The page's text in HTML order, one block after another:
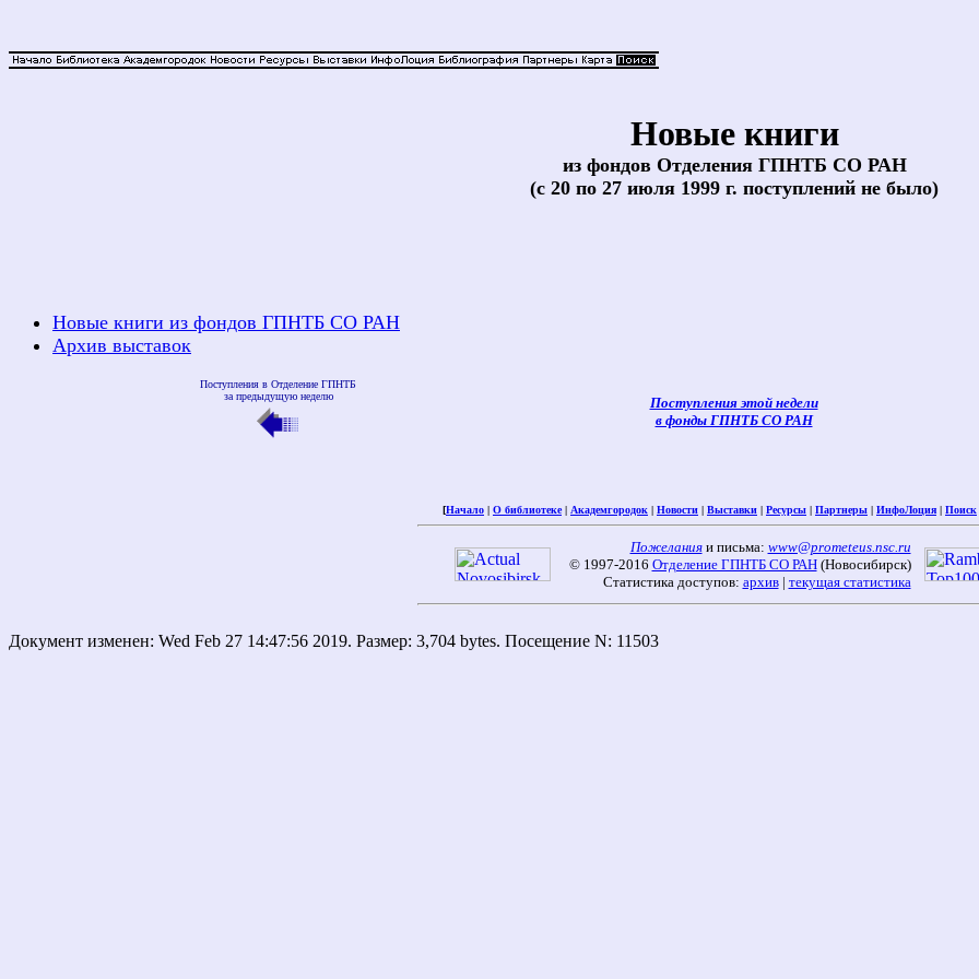
Новые книги
из фондов Отделения ГПНТБ СО РАН
(с 20 по 27 июля 1999 г. поступлений не было)
Новые книги из фондов ГПНТБ СО РАН
Архив выставок
Поступления в Отделение ГПНТБ
за предыдущую неделю
Поступления этой недели
в фонды ГПНТБ СО РАН
[Начало О библиотеке| Академгородок Новости Выставки Ресурсы Партнеры ИнфоЛоция Поиск
Пожеланияи письма: www@prometeus.nsc.ru
© 1997-2016 Отделение ГПНТБ СО РАН(Новосибирск)
Статистика доступов: архив| текущая статистика
Документ изменен: Wed Feb 27 14:47:56 2019. Размер: 3,704 bytes. Посещение N: 11503